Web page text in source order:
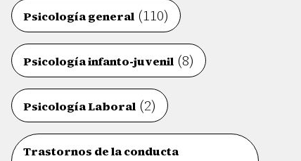
Psicología general (110)
Psicología infanto-juvenil (8)
Psicología Laboral (2)
Trastornos de la conducta